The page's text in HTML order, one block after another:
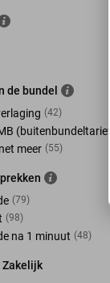
de bundel
(42)
(buitenbundeltarief)
meer (55)
(79)
(98)
na 1 minuut (48)
Zakelijk